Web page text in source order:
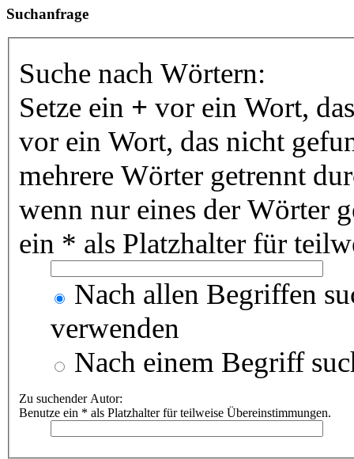
Suchanfrage
Suche nach Wörtern:
Setze ein + vor ein Wort,
vor ein Wort, das nicht
mehrere Wörter getrennt
wenn nur eines der Wörter
ein * als Platzhalter für
Nach allen Begriffen
verwenden
Nach einem Begriff
Zu suchender Autor:
Benutze ein * als Platzhalter für teilweise Übereinstimmungen.